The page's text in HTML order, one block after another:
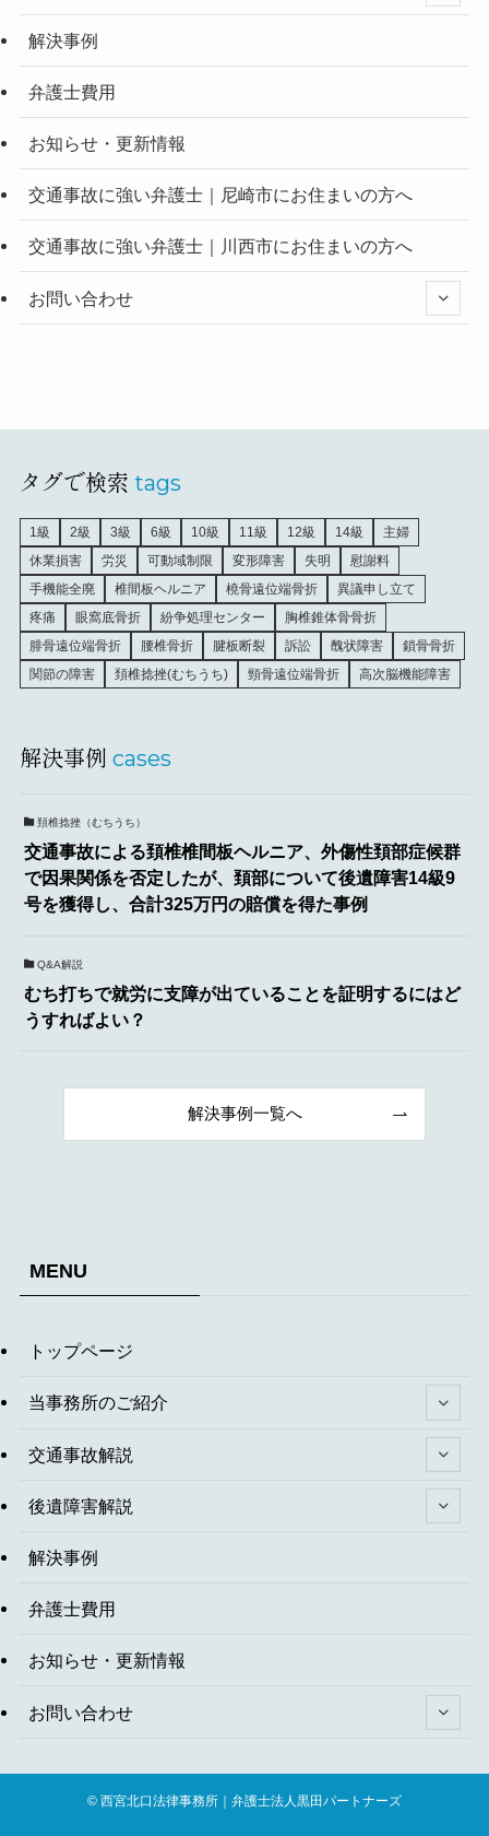
解決事例
弁護士費用
お知らせ・更新情報
交通事故に強い弁護士｜尼崎市にお住まいの方へ
交通事故に強い弁護士｜川西市にお住まいの方へ
お問い合わせ
タグで検索 tags
1級 2級 3級 6級 10級 11級 12級 14級
主婦
休業損害
労災 可動域制限 変形障害 失明
慰謝料
手機能全廃
椎間板ヘルニア 橈骨遠位端骨折
異議申し立て
疼痛
眼窩底骨折 紛争処理センター
胸椎錐体骨骨折
腓骨遠位端骨折
腰椎骨折 腱板断裂 訴訟 醜状障害
鎖骨骨折
関節の障害
頚椎捻挫(むちうち) 頸骨遠位端骨折 高次脳機能障害
解決事例 cases
頚椎捻挫（むちうち）
交通事故による頚椎椎間板ヘルニア、外傷性頚部症候群
で因果関係を否定したが、頚部について後遺障害14級9
号を獲得し、合計325万円の賠償を得た事例
Q&A解説
むち打ちで就労に支障が出ていることを証明するにはど
うすればよい？
解決事例一覧へ
MENU
トップページ
当事務所のご紹介
交通事故解説
後遺障害解説
解決事例
弁護士費用
お知らせ・更新情報
お問い合わせ
© 西宮北口法律事務所｜弁護士法人黒田パートナーズ